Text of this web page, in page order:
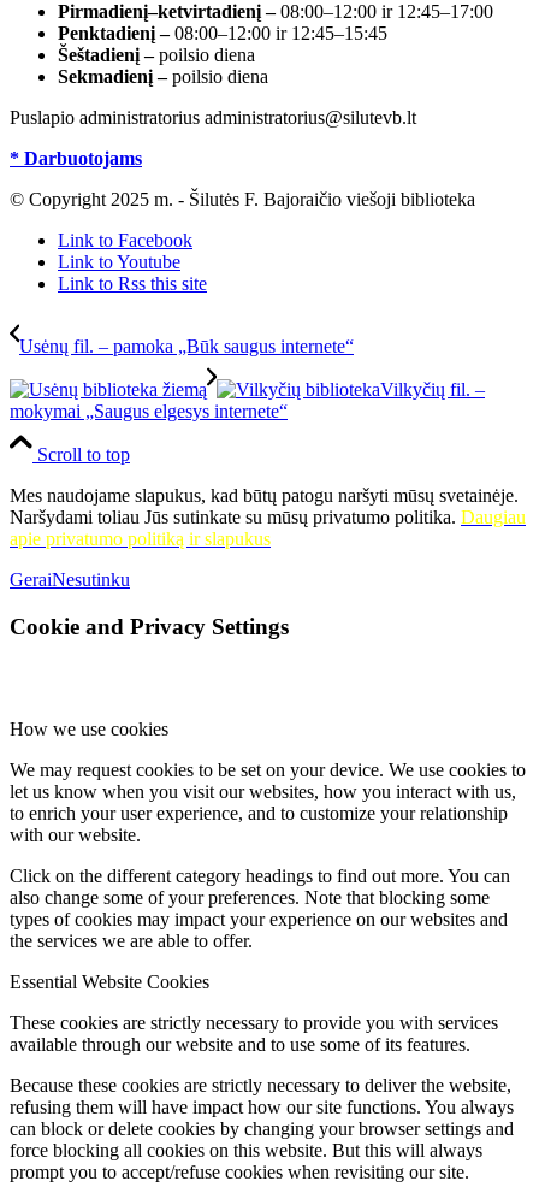
Pirmadienį–ketvirtadienį –08:00–12:00 ir 12:45–17:00
Penktadienį –08:00–12:00 ir 12:45–15:45
Šeštadienį –poilsio diena
Sekmadienį –poilsio diena
Puslapio administratorius administratorius@silutevb.lt
* Darbuotojams
© Copyright 2025 m. - Šilutės F. Bajoraičio viešoji biblioteka
Link to Facebook
Link to Youtube
Link to Rss this site
Usėnų fil. – pamoka „Būk saugus internete“
Vilkyčių fil. –
mokymai „Saugus elgesys internete“
Scroll to top
Mes naudojame slapukus, kad būtų patogu naršyti mūsų svetainėje.
Naršydami toliau Jūs sutinkate su mūsų privatumo politika. Daugiau
apie privatumo politiką ir slapukus
GeraiNesutinku
Cookie and Privacy Settings
How we use cookies
We may request cookies to be set on your device. We use cookies to
let us know when you visit our websites, how you interact with us,
to enrich your user experience, and to customize your relationship
with our website.
Click on the different category headings to find out more. You can
also change some of your preferences. Note that blocking some
types of cookies may impact your experience on our websites and
the services we are able to offer.
Essential Website Cookies
These cookies are strictly necessary to provide you with services
available through our website and to use some of its features.
Because these cookies are strictly necessary to deliver the website,
refusing them will have impact how our site functions. You always
can block or delete cookies by changing your browser settings and
force blocking all cookies on this website. But this will always
prompt you to accept/refuse cookies when revisiting our site.